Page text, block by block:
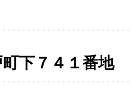
下７４１番地